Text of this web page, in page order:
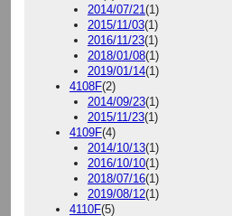
2014/07/21(1)
2015/11/03(1)
2016/11/23(1)
2018/01/08(1)
2019/01/14(1)
4108F(2)
2014/09/23(1)
2015/11/23(1)
4109F(4)
2014/10/13(1)
2016/10/10(1)
2018/07/16(1)
2019/08/12(1)
4110F(5)